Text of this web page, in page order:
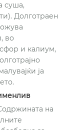
суша,
Долготраен
во
и калиум,
ја
на